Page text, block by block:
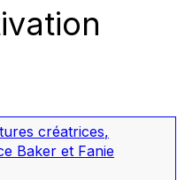
créatrices,
Baker et Fanie